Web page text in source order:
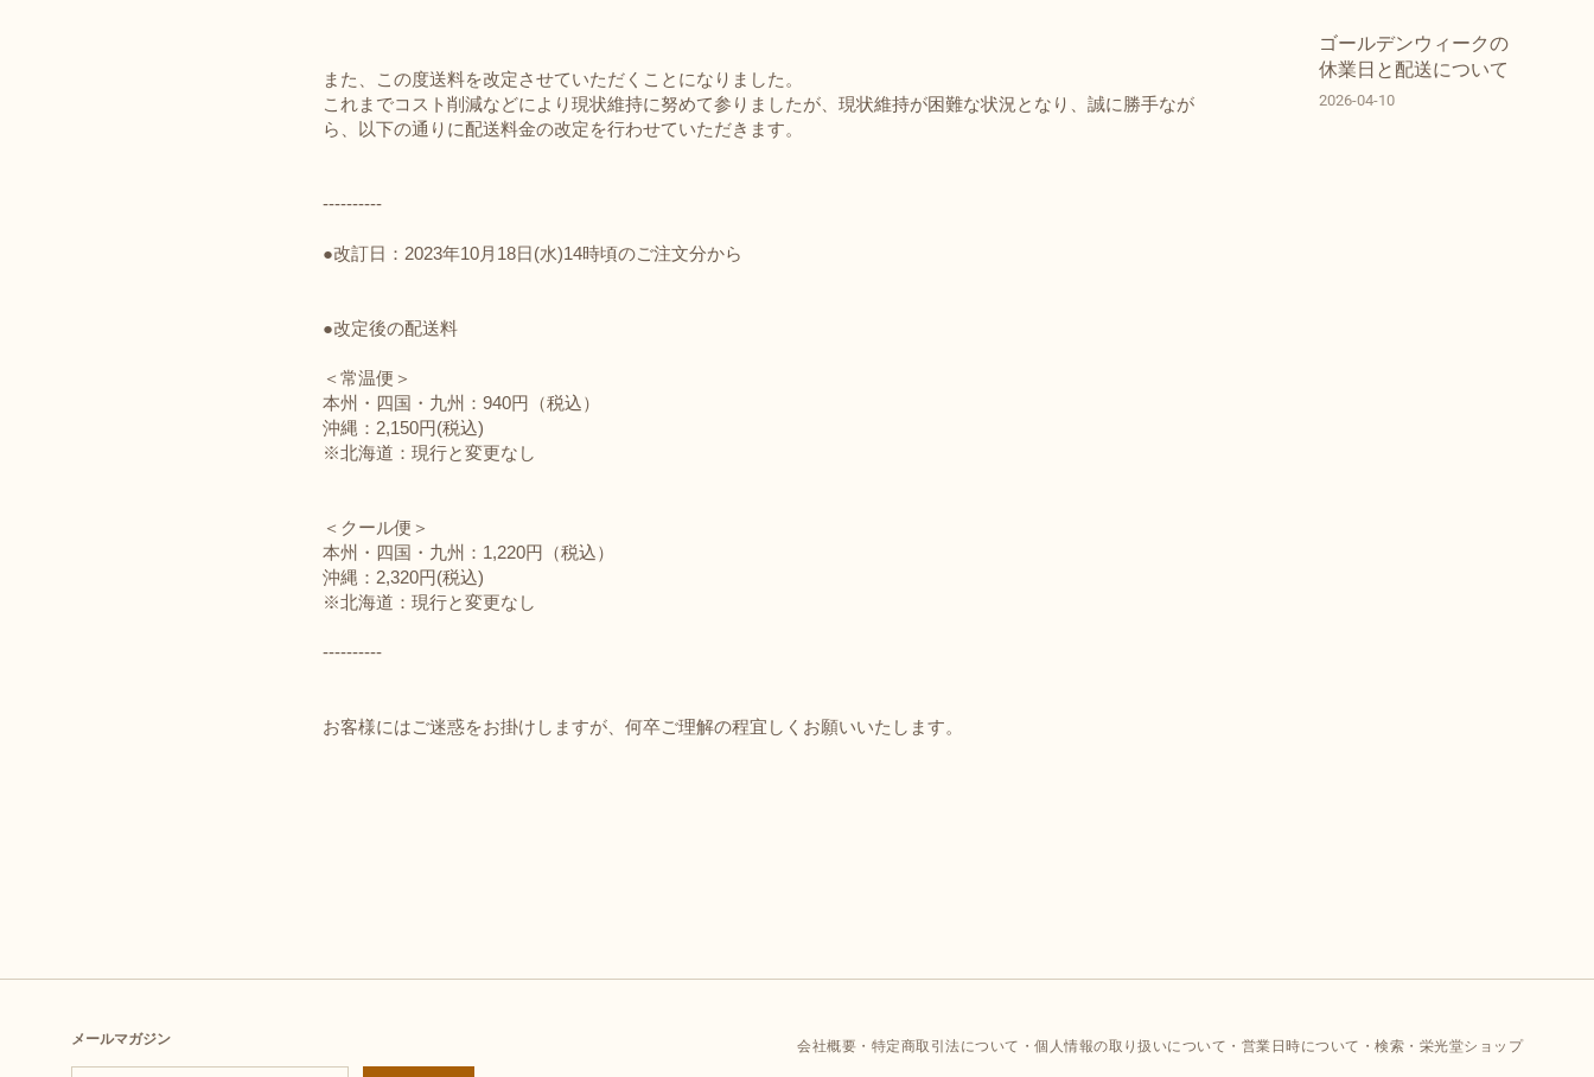
また、この度送料を改定させていただくことになりました。
これまでコスト削減などにより現状維持に努めて参りましたが、現状維持が困難な状況となり、誠に勝手なが
ら、以下の通りに配送料金の改定を行わせていただきます。
----------
●改訂日：2023年10月18日(水)14時頃のご注文分から
●改定後の配送料
＜常温便＞
本州・四国・九州：940円（税込）
沖縄：2,150円(税込)
※北海道：現行と変更なし
＜クール便＞
本州・四国・九州：1,220円（税込）
沖縄：2,320円(税込)
※北海道：現行と変更なし
----------
お客様にはご迷惑をお掛けしますが、何卒ご理解の程宜しくお願いいたします。
ゴールデンウィークの
休業日と配送について
2026-04-10
メールマガジン 会社概要 特定商取引法について 個人情報の取り扱いについて 営業日時について 検索 栄光堂ショップ